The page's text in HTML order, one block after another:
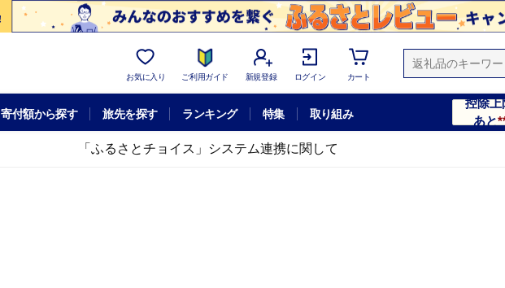
お気に入り ご利用ガイド 新規登録 ログイン カート
寄付額から探す 旅先を探す ランキング 特集 取り組み
控除上
あと
「ふるさとチョイス」システム連携に関して